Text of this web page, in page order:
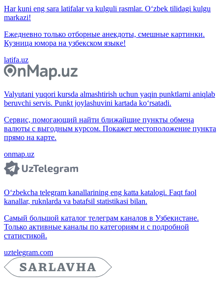
Har kuni eng sara latifalar va kulguli rasmlar. O‘zbek tilidagi kulgu
markazi!
Ежедневно только отборные анекдоты, смешные картинки.
Кузница юмора на узбекском языке!
latifa.uz
Valyutani yuqori kursda almashtirish uchun yaqin punktlarni aniqlab
beruvchi servis. Punkt joylashuvini kartada ko‘rsatadi.
Сервис, помогающий найти ближайшие пункты обмена
валюты с выгодным курсом. Покажет местоположение пункта
прямо на карте.
onmap.uz
O‘zbekcha telegram kanallarining eng katta katalogi. Faqt faol
kanallar, ruknlarda va batafsil statistikasi bilan.
Самый большой каталог телеграм каналов в Узбекистане.
Только активные каналы по категориям и с подробной
статистикой.
uztelegram.com